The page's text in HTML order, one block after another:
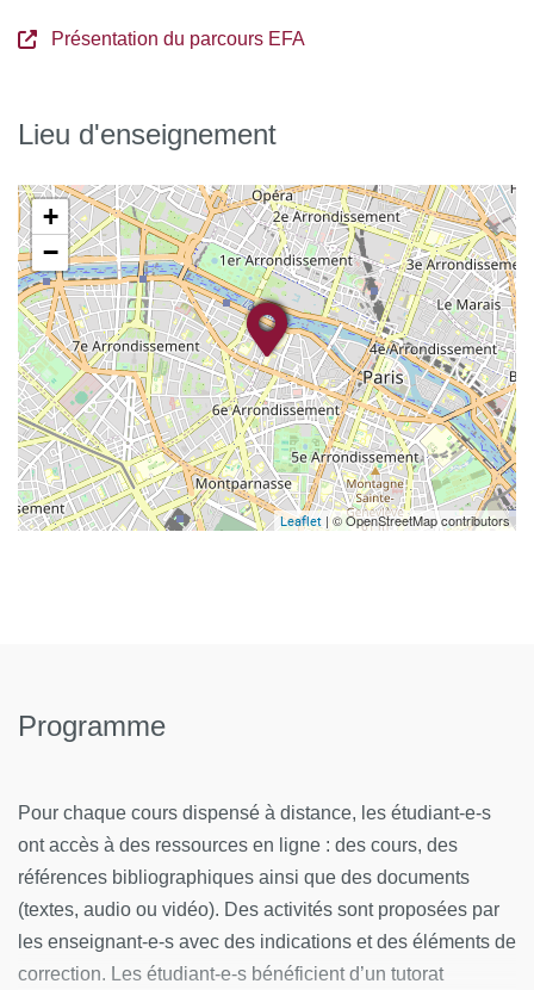
Présentation du parcours EFA
Lieu d'enseignement
+
−
Leaflet | © OpenStreetMap contributors
Programme
Pour chaque cours dispensé à distance, les étudiant-e-s
ont accès à des ressources en ligne : des cours, des
références bibliographiques ainsi que des documents
(textes, audio ou vidéo). Des activités sont proposées par
les enseignant-e-s avec des indications et des éléments de
correction. Les étudiant-e-s bénéficient d’un tutorat